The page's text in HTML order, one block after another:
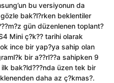
bu versiyonun da
bak?l?rken beklentiler
gün düzenlenen toplant?
Mini ç?k?? tarihi olarak
ince bir yap?ya sahip olan
bir a??rl??a sahipken 9
bak?ld???nda üzen tek bir
daha az ç?kmas?.